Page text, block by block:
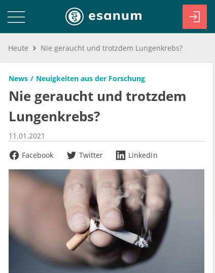
Heute Nie geraucht und trotzdem Lungenkrebs?
News Neuigkeiten aus der Forschung
Nie geraucht und trotzdem
Lungenkrebs?
11.01.2021
Facebook
Twitter LinkedIn